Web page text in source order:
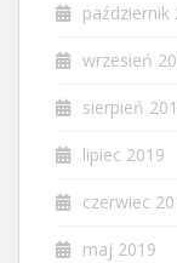
październik
wrzesień
sierpień
lipiec 2019
czerwiec
maj 2019